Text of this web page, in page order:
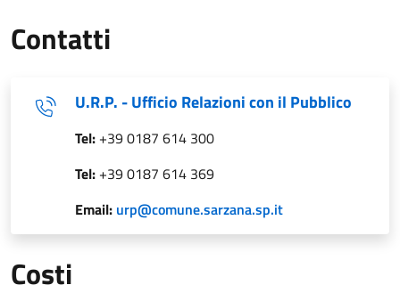
Contatti
U.R.P. - Ufficio Relazioni con il Pubblico
Tel: +39 0187 614 300
Tel: +39 0187 614 369
Email: urp@comune.sarzana.sp.it
Costi